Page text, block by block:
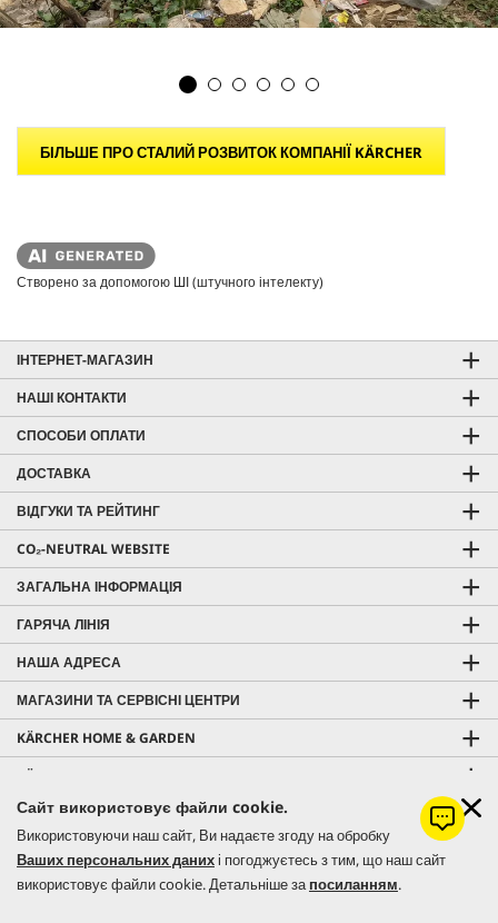
Сайт використовує файли cookie.
Використовуючи наш сайт, Ви надаєте згоду на обробку
Ваших персональних данихі погоджуєтесь з тим, що наш сайт
використовує файли cookie. Детальніше запосиланням.
БІЛЬШЕ ПРО СТАЛИЙ РОЗВИТОК КОМПАНІЇ KÄRCHER
Створено за допомогою ШІ (штучного інтелекту)
ІНТЕРНЕТ-МАГАЗИН
НАШІ КОНТАКТИ
СПОСОБИ ОПЛАТИ
ДОСТАВКА
ВІДГУКИ ТА РЕЙТИНГ
CO₂-NEUTRAL WEBSITE
ЗАГАЛЬНА ІНФОРМАЦІЯ
ГАРЯЧА ЛІНІЯ
НАША АДРЕСА
МАГАЗИНИ ТА СЕРВІСНІ ЦЕНТРИ
KÄRCHER HOME & GARDEN
KÄRCHER PROFESSIONAL
© 2026 Керхер Україна | Kärcher Ukraine - офіційне представництво